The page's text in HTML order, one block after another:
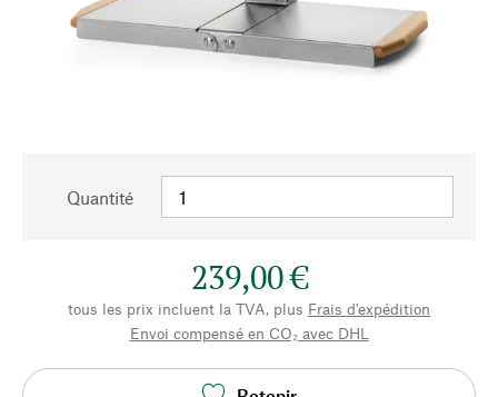
Quantité
239,00 €
tous les prix incluent la TVA, plus Frais d'expédition
Envoi compensé en CO₂ avec DHL